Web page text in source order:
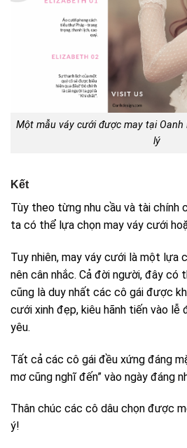
Một mẫu váy cưới được may tại Oanh
lý
Kết
Tùy theo từng nhu cầu và tài chính
ta có thể lựa chọn may váy cưới
Tuy nhiên, may váy cưới là một lựa
nên cân nhắc. Cả đời người, đây có
cũng là duy nhất các cô gái được
cưới xinh đẹp, kiêu hãnh tiến vào lễ
yêu.
Tất cả các cô gái đều xứng đáng
mơ cũng nghĩ đến” vào ngày đáng
Thân chúc các cô dâu chọn được
ý!